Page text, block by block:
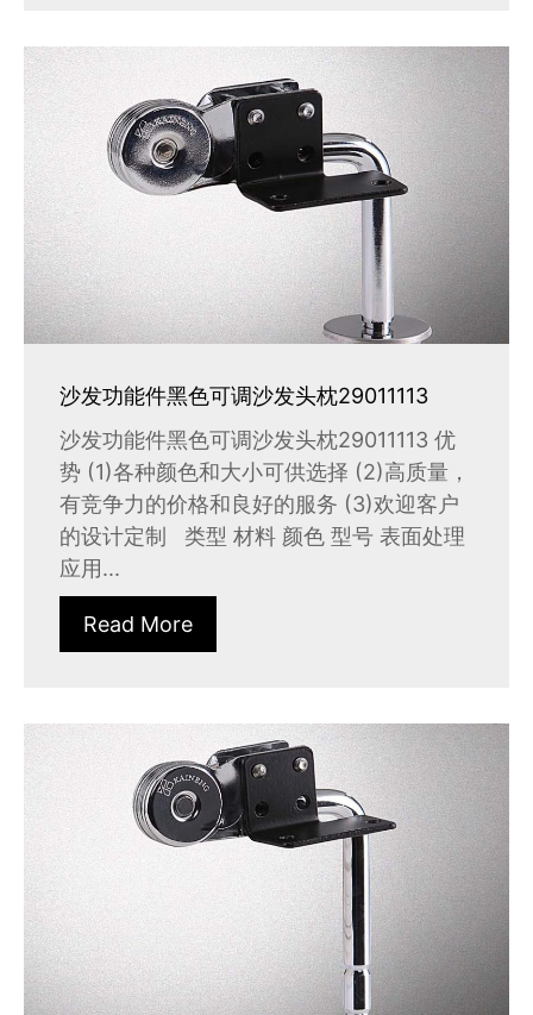
沙发功能件黑色可调沙发头枕29011113
沙发功能件黑色可调沙发头枕29011113 优
势 (1)各种颜色和大小可供选择 (2)高质量，
有竞争力的价格和良好的服务 (3)欢迎客户
的设计定制 类型 材料 颜色 型号 表面处理
应用...
Read More